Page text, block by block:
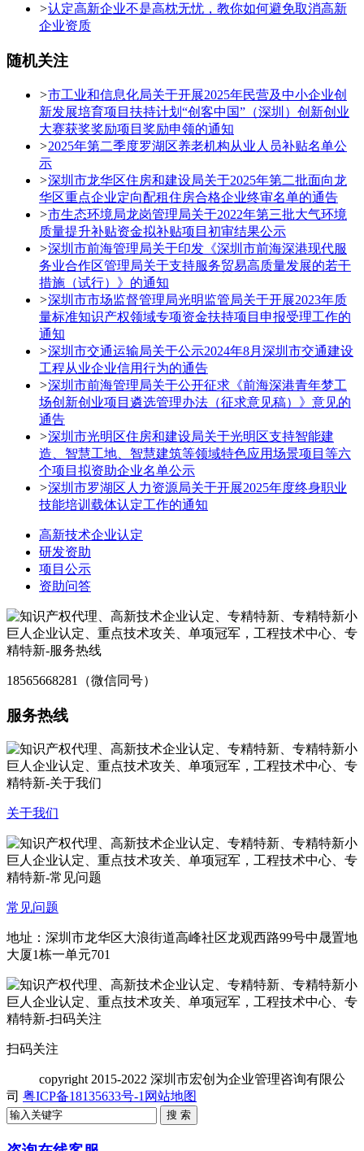
>认定高新企业不是高枕无忧，教你如何避免取消高新
企业资质
随机关注
>市工业和信息化局关于开展2025年民营及中小企业创
新发展培育项目扶持计划“创客中国”（深圳）创新创业
大赛获奖奖励项目奖励申领的通知
>2025年第二季度罗湖区养老机构从业人员补贴名单公
示
>深圳市龙华区住房和建设局关于2025年第二批面向龙
华区重点企业定向配租住房合格企业终审名单的通告
>市生态环境局龙岗管理局关于2022年第三批大气环境
质量提升补贴资金拟补贴项目初审结果公示
>深圳市前海管理局关于印发《深圳市前海深港现代服
务业合作区管理局关于支持服务贸易高质量发展的若干
措施（试行）》的通知
>深圳市市场监督管理局光明监管局关于开展2023年质
量标准知识产权领域专项资金扶持项目申报受理工作的
通知
>深圳市交通运输局关于公示2024年8月深圳市交通建设
工程从业企业信用行为的通告
>深圳市前海管理局关于公开征求《前海深港青年梦工
场创新创业项目遴选管理办法（征求意见稿）》意见的
通告
>深圳市光明区住房和建设局关于光明区支持智能建
造、智慧工地、智慧建筑等领域特色应用场景项目等六
个项目拟资助企业名单公示
>深圳市罗湖区人力资源局关于开展2025年度终身职业
技能培训载体认定工作的通知
高新技术企业认定
研发资助
项目公示
资助问答
18565668281（微信同号）
服务热线
关于我们
常见问题
地址：深圳市龙华区大浪街道高峰社区龙观西路99号中晟置地
大厦1栋一单元701
扫码关注
copyright 2015-2022 深圳市宏创为企业管理咨询有限公
司 粤ICP备18135633号-1 网站地图